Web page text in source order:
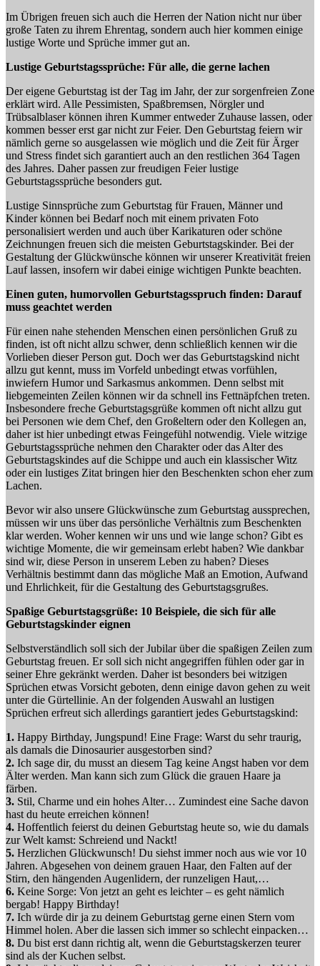
Im Übrigen freuen sich auch die Herren der Nation nicht nur über
große Taten zu ihrem Ehrentag, sondern auch hier kommen einige
lustige Worte und Sprüche immer gut an.
Lustige Geburtstagssprüche: Für alle, die gerne lachen
Der eigene Geburtstag ist der Tag im Jahr, der zur sorgenfreien Zone
erklärt wird. Alle Pessimisten, Spaßbremsen, Nörgler und
Trübsalblaser können ihren Kummer entweder Zuhause lassen, oder
kommen besser erst gar nicht zur Feier. Den Geburtstag feiern wir
nämlich gerne so ausgelassen wie möglich und die Zeit für Ärger
und Stress findet sich garantiert auch an den restlichen 364 Tagen
des Jahres. Daher passen zur freudigen Feier lustige
Geburtstagssprüche besonders gut.
Lustige Sinnsprüche zum Geburtstag für Frauen, Männer und
Kinder können bei Bedarf noch mit einem privaten Foto
personalisiert werden und auch über Karikaturen oder schöne
Zeichnungen freuen sich die meisten Geburtstagskinder. Bei der
Gestaltung der Glückwünsche können wir unserer Kreativität freien
Lauf lassen, insofern wir dabei einige wichtigen Punkte beachten.
Einen guten, humorvollen Geburtstagsspruch finden: Darauf
muss geachtet werden
Für einen nahe stehenden Menschen einen persönlichen Gruß zu
finden, ist oft nicht allzu schwer, denn schließlich kennen wir die
Vorlieben dieser Person gut. Doch wer das Geburtstagskind nicht
allzu gut kennt, muss im Vorfeld unbedingt etwas vorfühlen,
inwiefern Humor und Sarkasmus ankommen. Denn selbst mit
liebgemeinten Zeilen können wir da schnell ins Fettnäpfchen treten.
Insbesondere freche Geburtstagsgrüße kommen oft nicht allzu gut
bei Personen wie dem Chef, den Großeltern oder den Kollegen an,
daher ist hier unbedingt etwas Feingefühl notwendig. Viele witzige
Geburtstagssprüche nehmen den Charakter oder das Alter des
Geburtstagskindes auf die Schippe und auch ein klassischer Witz
oder ein lustiges Zitat bringen hier den Beschenkten schon eher zum
Lachen.
Bevor wir also unsere Glückwünsche zum Geburtstag aussprechen,
müssen wir uns über das persönliche Verhältnis zum Beschenkten
klar werden. Woher kennen wir uns und wie lange schon? Gibt es
wichtige Momente, die wir gemeinsam erlebt haben? Wie dankbar
sind wir, diese Person in unserem Leben zu haben? Dieses
Verhältnis bestimmt dann das mögliche Maß an Emotion, Aufwand
und Ehrlichkeit, für die Gestaltung des Geburtstagsgrußes.
Spaßige Geburtstagsgrüße: 10 Beispiele, die sich für alle
Geburtstagskinder eignen
Selbstverständlich soll sich der Jubilar über die spaßigen Zeilen zum
Geburtstag freuen. Er soll sich nicht angegriffen fühlen oder gar in
seiner Ehre gekränkt werden. Daher ist besonders bei witzigen
Sprüchen etwas Vorsicht geboten, denn einige davon gehen zu weit
unter die Gürtellinie. An der folgenden Auswahl an lustigen
Sprüchen erfreut sich allerdings garantiert jedes Geburtstagskind:
1. Happy Birthday, Jungspund! Eine Frage: Warst du sehr traurig,
als damals die Dinosaurier ausgestorben sind?
2. Ich sage dir, du musst an diesem Tag keine Angst haben vor dem
Älter werden. Man kann sich zum Glück die grauen Haare ja
färben.
3. Stil, Charme und ein hohes Alter… Zumindest eine Sache davon
hast du heute erreichen können!
4. Hoffentlich feierst du deinen Geburtstag heute so, wie du damals
zur Welt kamst: Schreiend und Nackt!
5. Herzlichen Glückwunsch! Du siehst immer noch aus wie vor 10
Jahren. Abgesehen von deinem grauen Haar, den Falten auf der
Stirn, den hängenden Augenlidern, der runzeligen Haut,…
6. Keine Sorge: Von jetzt an geht es leichter – es geht nämlich
bergab! Happy Birthday!
7. Ich würde dir ja zu deinem Geburtstag gerne einen Stern vom
Himmel holen. Aber die lassen sich immer so schlecht einpacken…
8. Du bist erst dann richtig alt, wenn die Geburtstagskerzen teurer
sind als der Kuchen selbst.